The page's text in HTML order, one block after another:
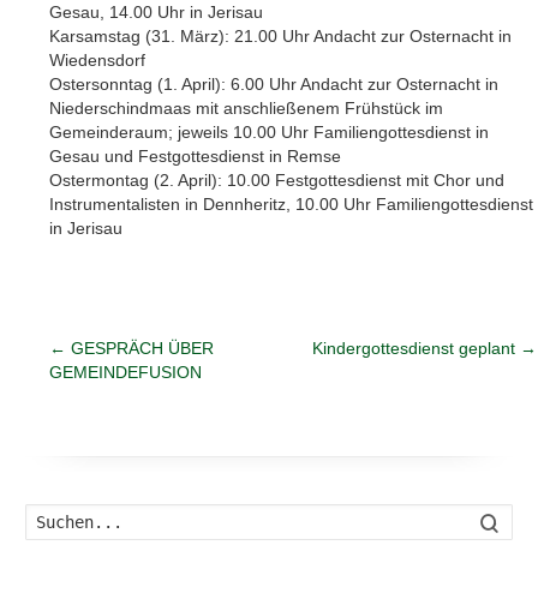
Gesau, 14.00 Uhr in Jerisau
Karsamstag (31. März): 21.00 Uhr Andacht zur Osternacht in
Wiedensdorf
Ostersonntag (1. April): 6.00 Uhr Andacht zur Osternacht in
Niederschindmaas mit anschließenem Frühstück im
Gemeinderaum; jeweils 10.00 Uhr Familiengottesdienst in
Gesau und Festgottesdienst in Remse
Ostermontag (2. April): 10.00 Festgottesdienst mit Chor und
Instrumentalisten in Dennheritz, 10.00 Uhr Familiengottesdienst
in Jerisau
← GESPRÄCH ÜBER
GEMEINDEFUSION
Kindergottesdienst geplant →